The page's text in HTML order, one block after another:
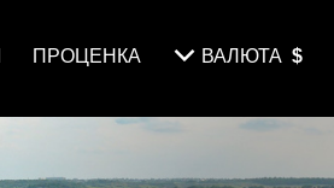
ПРОЦЕНКА ВАЛЮТА $